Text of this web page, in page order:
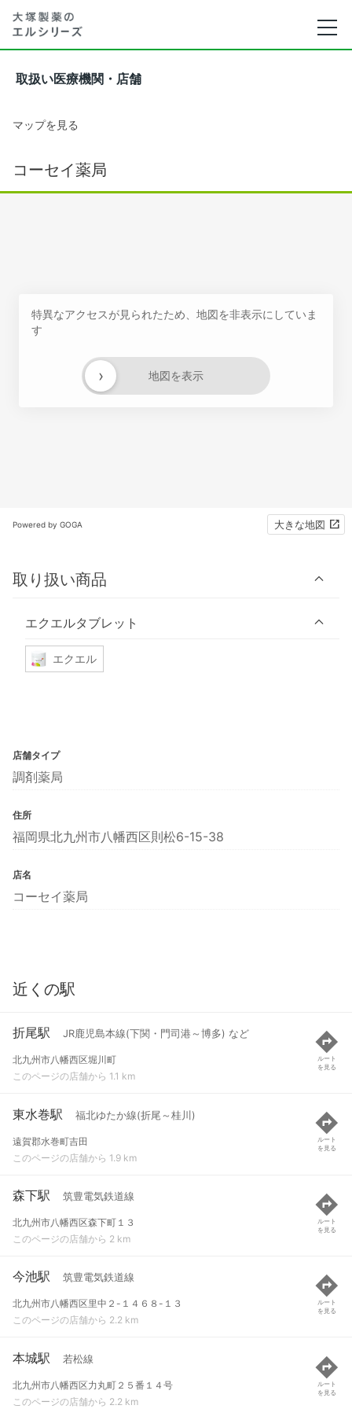
取扱い医療機関・店舗
マップを見る
コーセイ薬局
特異なアクセスが見られたため、地図を非表示にしていま
す
地図を表示
›
Powered by GOGA 大きな地図
取り扱い商品
エクエルタブレット
エクエル
店舗タイプ
調剤薬局
住所
福岡県北九州市八幡西区則松6-15-38
店名
コーセイ薬局
近くの駅
折尾駅 JR鹿児島本線(下関・門司港～博多) など
北九州市八幡西区堀川町
このページの店舗から 1.1 km
ルート
を見る
東水巻駅 福北ゆたか線(折尾～桂川)
遠賀郡水巻町吉田
このページの店舗から 1.9 km
ルート
を見る
森下駅 筑豊電気鉄道線
北九州市八幡西区森下町１３
このページの店舗から 2 km
ルート
を見る
今池駅 筑豊電気鉄道線
北九州市八幡西区里中２-１４６８-１３
このページの店舗から 2.2 km
ルート
を見る
本城駅 若松線
北九州市八幡西区力丸町２５番１４号
このページの店舗から 2.2 km
ルート
を見る